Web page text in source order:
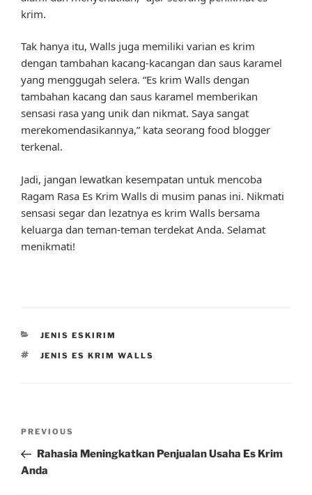
krim.
Tak hanya itu, Walls juga memiliki varian es krim
dengan tambahan kacang-kacangan dan saus karamel
yang menggugah selera. “Es krim Walls dengan
tambahan kacang dan saus karamel memberikan
sensasi rasa yang unik dan nikmat. Saya sangat
merekomendasikannya,” kata seorang food blogger
terkenal.
Jadi, jangan lewatkan kesempatan untuk mencoba
Ragam Rasa Es Krim Walls di musim panas ini. Nikmati
sensasi segar dan lezatnya es krim Walls bersama
keluarga dan teman-teman terdekat Anda. Selamat
menikmati!
CATEGORIES
JENIS ESKIRIM
TAGS
JENIS ES KRIM WALLS
Previous
Post
PREVIOUS
Rahasia Meningkatkan Penjualan Usaha Es Krim
Anda